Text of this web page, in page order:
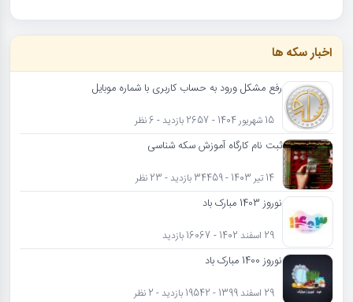
اخبار سکه ها
رفع مشکل ورود به حساب کاربری با شماره موبایل
15 شهریور 1404 - 2657 بازدید - 6 نظر
ثبت نام کارگاه آموزش سکه شناسی
14 تیر 1403 - 34459 بازدید - 23 نظر
نوروز 1403 مبارک باد
29 اسفند 1402 - 16067 بازدید
نوروز 1400 مبارک باد
29 اسفند 1399 - 19542 بازدید - 2 نظر